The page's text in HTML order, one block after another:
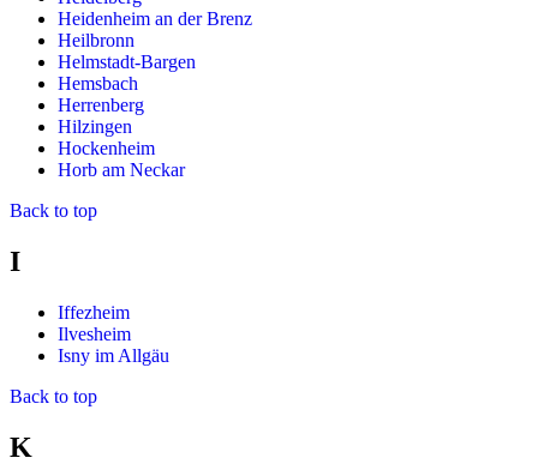
Heidenheim an der Brenz
Heilbronn
Helmstadt-Bargen
Hemsbach
Herrenberg
Hilzingen
Hockenheim
Horb am Neckar
Back to top
I
Iffezheim
Ilvesheim
Isny im Allgäu
Back to top
K